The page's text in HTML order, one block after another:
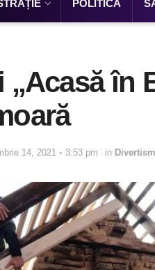
POLITICĂ
în
14, 2021 ◦ 3:53 pm in